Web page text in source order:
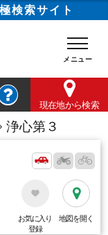
検索サイト
現在地から検索
浄心第３
お気に入り
登録
地図を開く